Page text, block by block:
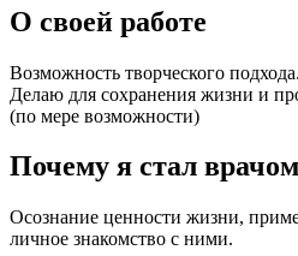
О своей работе
Возможность творческого подхода.
Делаю для сохранения жизни и
(по мере возможности)
Почему я стал
Осознание ценности жизни,
личное знакомство с ними.